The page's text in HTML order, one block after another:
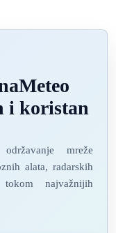
i koristan
mreže
alata, radarskih
najvažnijih